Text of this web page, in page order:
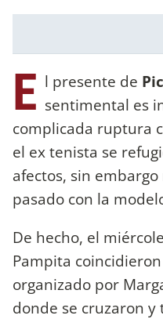
E l presente de
sentimental es
complicada ruptura
el ex tenista se
afectos, sin
pasado con la
De hecho, el
Pampita
organizado por
donde se cruzaron